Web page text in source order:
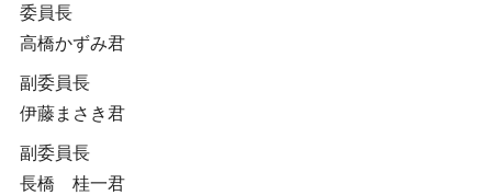
委員長
高橋かずみ君
副委員長
伊藤まさき君
副委員長
長橋 桂一君